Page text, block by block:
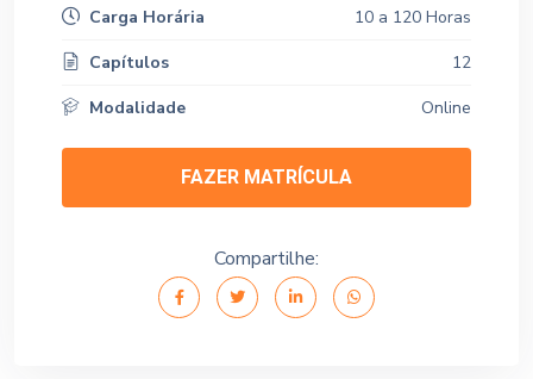
Carga Horária
10 a 120 Horas
Capítulos
12
Modalidade
Online
FAZER MATRÍCULA
Compartilhe: